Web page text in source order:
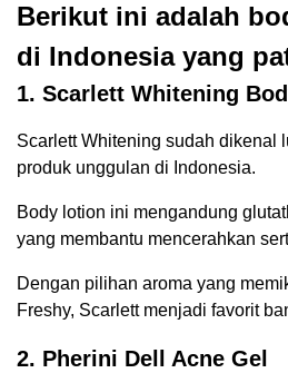
Berikut ini adalah
di Indonesia yang
1. Scarlett Whitening
Scarlett Whitening sudah dikenal
produk unggulan di Indonesia.
Body lotion ini mengandung
yang membantu mencerahkan
Dengan pilihan aroma yang
Freshy, Scarlett menjadi favorit
2. Pherini Dell Acne Gel